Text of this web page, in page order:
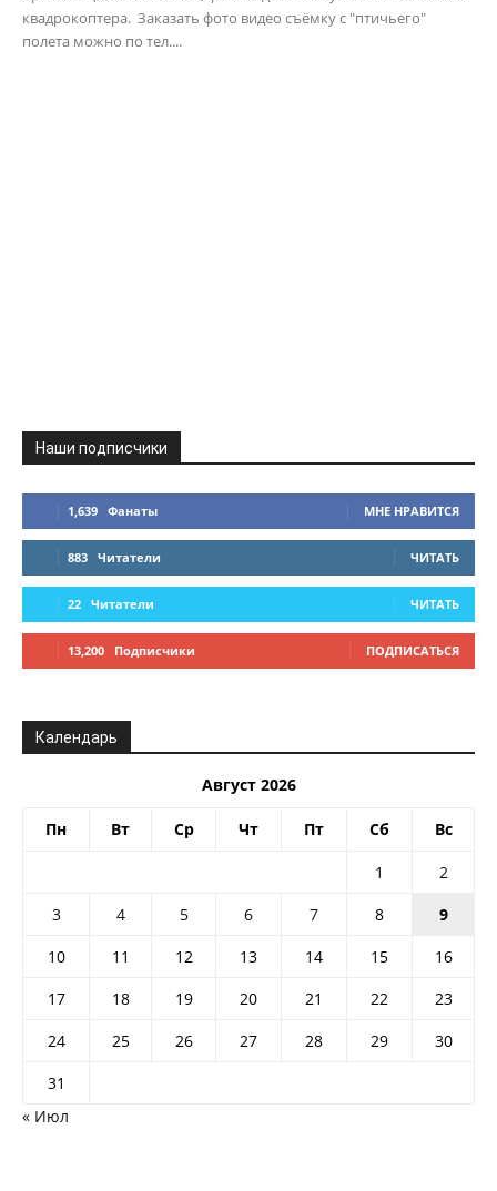
квадрокоптера. Заказать фото видео съёмку с "птичьего"
полета можно по тел....
Наши подписчики
1,639 Фанаты МНЕ НРАВИТСЯ
883 Читатели ЧИТАТЬ
22 Читатели ЧИТАТЬ
13,200 Подписчики ПОДПИСАТЬСЯ
Календарь
Август 2026
Пн Вт Ср Чт Пт Сб Вс
1
2
3
4 5 6 7 8
9
10
11 12 13 14 15
16
17
18 19 20 21 22
23
24
25 26 27 28 29
30
31
« Июл